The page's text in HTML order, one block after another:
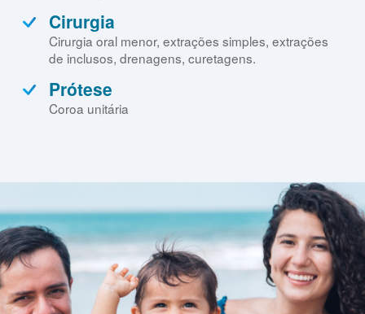
Cirurgia
Cirurgia oral menor, extrações simples, extrações
de inclusos, drenagens, curetagens.
Prótese
Coroa unitária